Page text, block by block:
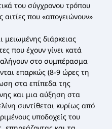
του σύγχρονου τρόπου
που «απογειώνουν»
μειωμένης διάρκειας
που έχουν γίνει κατά
στο συμπέρασμα
επαρκώς (8-9 ώρες τη
στα επίπεδα της
και μια αύξηση στα
συντίθεται κυρίως από
υποδοχείς του